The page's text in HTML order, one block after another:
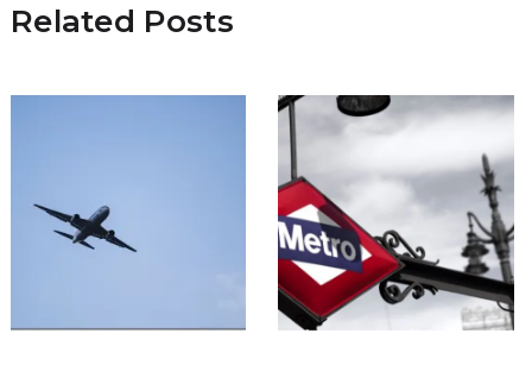
Related Posts